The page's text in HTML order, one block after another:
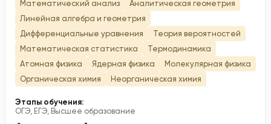
Математический анализ
Аналитическая геометрия
Линейная алгебра и геометрия
Дифференциальные уравнения
Теория вероятностей
Математическая статистика
Термодинамика
Атомная физика
Ядерная физика
Молекулярная физика
Органическая химия
Неорганическая химия
Этапы обучения:
ОГЭ, ЕГЭ, Высшее образование